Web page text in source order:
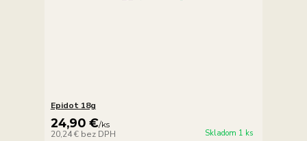
Epidot 18g
24,90 €/ks
20,24 € bez DPH Skladom 1 ks